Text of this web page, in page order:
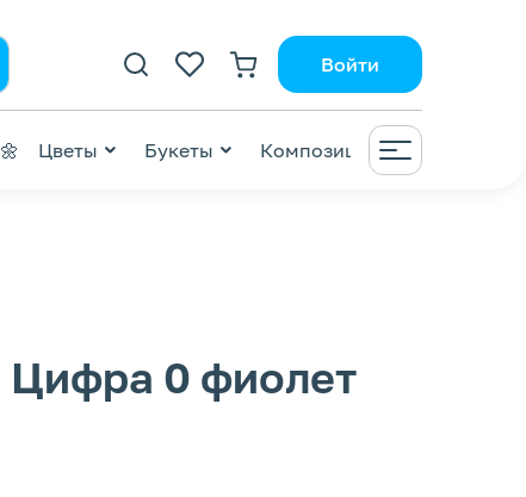
Войти
Цветы Букеты Композиции
0 фиолет